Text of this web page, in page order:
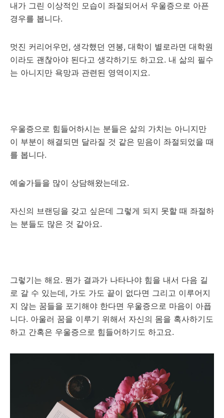
내가 그린 이상적인 모습이 좌절되어서 우울증으로 아픈
경우를 봅니다.
멋진 커리어우먼, 생각했던 연봉, 대학이 별로라면 대학원
이라도 괜찮아야 된다고 생각하기도 하고요. 내 삶의 필수
는 아니지만 욕망과 관련된 영역이지요.
우울증으로 힘들어하시는 분들은 삶의 가치는 아니지만
이 부분이 해결되면 달라질 것 같은 믿음이 좌절되었을 때
를 봅니다.
예술가들을 많이 상담해왔는데요.
자신의 브랜딩을 갖고 싶은데 그렇게 되지 못할 때 좌절하
는 분들도 많은 것 같아요.
그렇기는 해요. 뭔가 결과가 나타나야 힘을 내서 다음 길
로 갈 수 있는데, 가도 가도 끝이 없다면 그리고 이루어지
지 않는 꿈들을 포기해야 한다면 우울증으로 마음이 아픕
니다. 아울러 꿈을 이루기 위해서 자신의 몸을 혹사하기도
하고 간혹은 우울증으로 힘들어하기도 하고요.